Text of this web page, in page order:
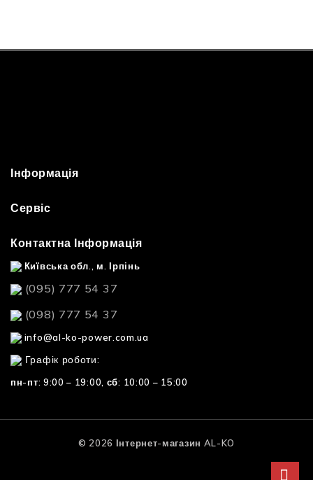
Інформація
Сервіс
Контактна Інформація
Київська обл., м. Ірпінь
(095) 777 54 37
(098) 777 54 37
info@al-ko-power.com.ua
Графік роботи:
пн-пт: 9:00 – 19:00, сб: 10:00 – 15:00
© 2026 Інтернет-магазин AL-KO